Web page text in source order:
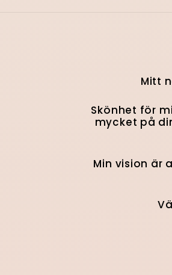
Mitt
Skönhet för
mycket på
Min vision är